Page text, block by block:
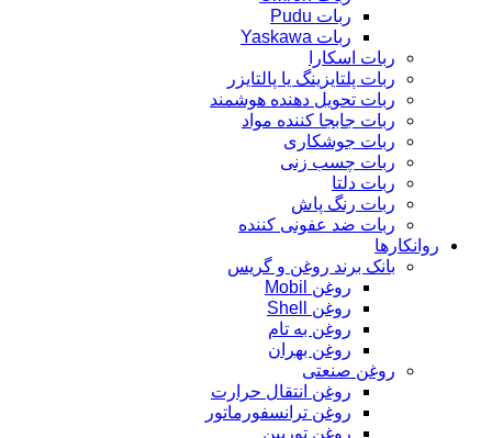
ربات Pudu
ربات Yaskawa
ربات اسکارا
ربات پلتایزینگ یا پالتایزر
ربات تحویل دهنده هوشمند
ربات جابجا کننده مواد
ربات جوشکاری
ربات چسب زنی
ربات دلتا
ربات رنگ پاش
ربات ضد عفونی کننده
روانکارها
بانک برند روغن و گریس
روغن Mobil
روغن Shell
روغن به تام
روغن بهران
روغن صنعتی
روغن انتقال حرارت
روغن ترانسفورماتور
روغن توربین